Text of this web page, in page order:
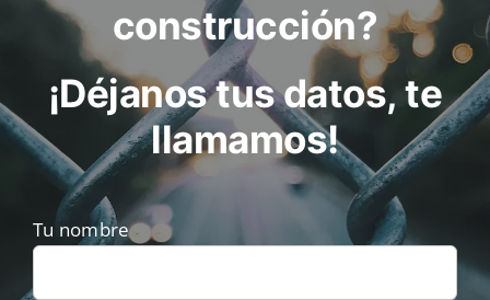
construcción?
¡Déjanos tus datos, te
llamamos!
Tu nombre